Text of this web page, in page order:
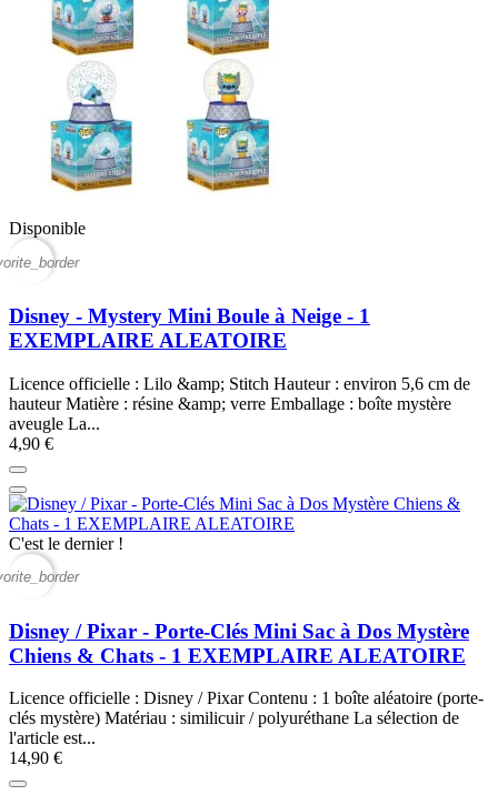
Disponible
Disney - Mystery Mini Boule à Neige - 1
EXEMPLAIRE ALEATOIRE
Licence officielle : Lilo &amp; Stitch Hauteur : environ 5,6 cm de
hauteur Matière : résine &amp; verre Emballage : boîte mystère
aveugle La...
4,90 €
C'est le dernier !
Disney / Pixar - Porte-Clés Mini Sac à Dos Mystère
Chiens & Chats - 1 EXEMPLAIRE ALEATOIRE
Licence officielle : Disney / Pixar Contenu : 1 boîte aléatoire (porte-
clés mystère) Matériau : similicuir / polyuréthane La sélection de
l'article est...
14,90 €